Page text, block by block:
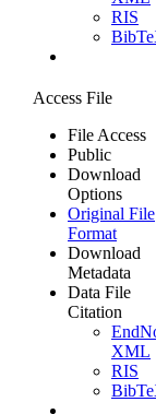
RIS
Access File
File Access
Public
Download
Options
Original File
Format
Download
Metadata
Data File
Citation
XML
RIS